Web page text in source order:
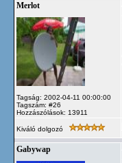
Merlot
Tagság: 2002-04-11 00:00:00
Tagszám: #26
Hozzászólások: 13911
Kiváló dolgozó
Gabywap